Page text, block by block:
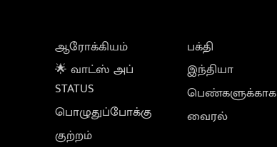
ஆரோக்கியம்
🌟 வாட்ஸ் அப்
STATUS
பொழுதுப்போக்கு
குற்றம்
பக்தி
இந்தியா
பெண்களுக்காக
வைரல்